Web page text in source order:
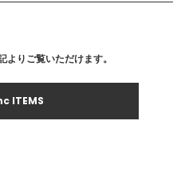
りご覧いただけます。
ITEMS